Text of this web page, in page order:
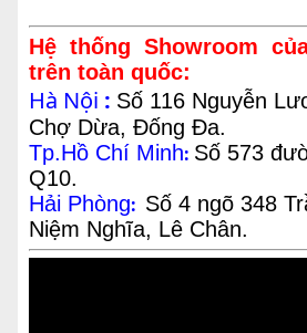
Hệ thống Showroom
trên toàn quốc:
Hà Nội : Số 116 Nguyễn
Chợ Dừa, Đống Đa.
Tp.Hồ Chí Minh: Số 573
Q10.
Hải Phòng: Số 4 ngõ 348
Niệm Nghĩa, Lê Chân.